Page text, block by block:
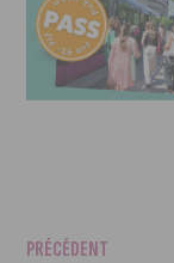
PRÉCÉDENT